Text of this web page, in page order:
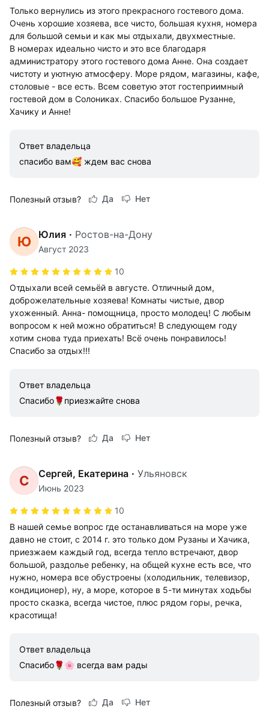
Только вернулись из этого прекрасного гостевого дома.
Очень хорошие хозяева, все чисто, большая кухня, номера
для большой семьи и как мы отдыхали, двухместные.
В номерах идеально чисто и это все благодаря
администратору этого гостевого дома Анне. Она создает
чистоту и уютную атмосферу. Море рядом, магазины, кафе,
столовые - все есть. Всем советую этот гостеприимный
гостевой дом в Солониках. Спасибо большое Рузанне,
Хачику и Анне!
Ответ владельца
спасибо вам🥰 ждем вас снова
Полезный отзыв? Да Нет
Ю Юлия · Ростов-на-Дону
Август 2023
10
Отдыхали всей семьёй в августе. Отличный дом,
доброжелательные хозяева! Комнаты чистые, двор
ухоженный. Анна- помощница, просто молодец! С любым
вопросом к ней можно обратиться! В следующем году
хотим снова туда приехать! Всё очень понравилось!
Спасибо за отдых!!!
Ответ владельца
Спасибо🌹приезжайте снова
Полезный отзыв? Да Нет
С Сергей, Екатерина · Ульяновск
Июнь 2023
10
В нашей семье вопрос где останавливаться на море уже
давно не стоит, с 2014 г. это только дом Рузаны и Хачика,
приезжаем каждый год, всегда тепло встречают, двор
большой, раздолье ребенку, на общей кухне есть все, что
нужно, номера все обустроены (холодильник, телевизор,
кондиционер), ну, а море, которое в 5-ти минутах ходьбы
просто сказка, всегда чистое, плюс рядом горы, речка,
красотища!
Ответ владельца
Спасибо🌹🌸 всегда вам рады
Полезный отзыв? Да Нет